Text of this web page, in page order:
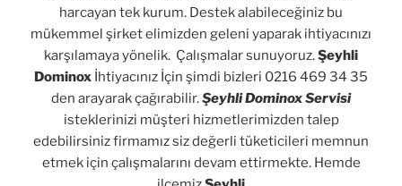
harcayan tek kurum. Destek alabileceğiniz bu
mükemmel şirket elimizden geleni yaparak ihtiyacınızı
karşılamaya yönelik. Çalışmalar sunuyoruz.Şeyhli
Dominox İhtiyacınız İçin şimdi bizleri 0216 469 34 35
den arayarak çağırabilir.Şeyhli Dominox Servisi
isteklerinizi müşteri hizmetlerimizden talep
edebilirsiniz firmamız siz değerli tüketicileri memnun
etmek için çalışmalarını devam ettirmekte. Hemde